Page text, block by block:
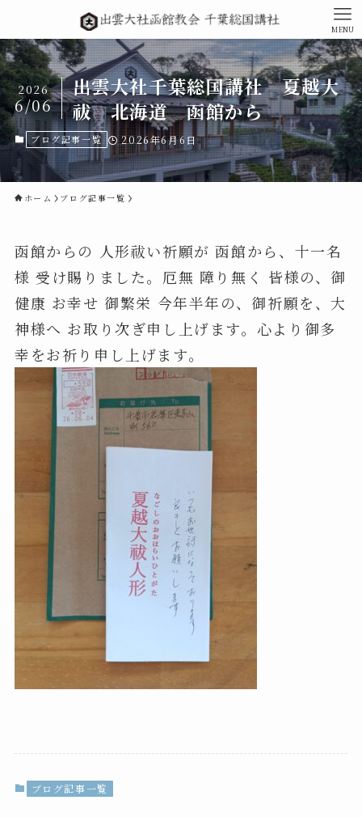
MENU
出雲大社千葉総国講社 夏越大
祓 北海道 函館から
2026
6/06
ブログ記事一覧 2026年6月6日
ホーム ブログ記事一覧
函館からの 人形祓い祈願が 函館から、十一名
様 受け賜りました。厄無 障り無く 皆様の、御
健康 お幸せ 御繁栄 今年半年の、御祈願を、大
神様へ お取り次ぎ申し上げます。心より御多
幸をお祈り申し上げます。
ブログ記事一覧